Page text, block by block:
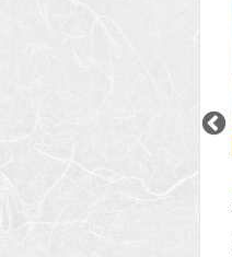
クレイシア下丸子